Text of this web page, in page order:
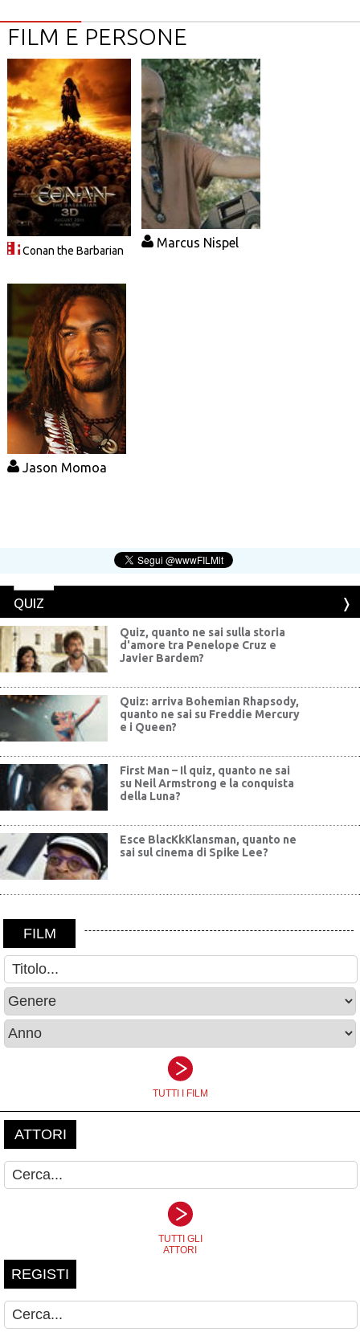
FILM E PERSONE
Conan the Barbarian
Marcus Nispel
Jason Momoa
QUIZ
Quiz, quanto ne sai sulla storia
d'amore tra Penelope Cruz e
Javier Bardem?
Quiz: arriva Bohemian Rhapsody,
quanto ne sai su Freddie Mercury
e i Queen?
First Man – Il quiz, quanto ne sai
su Neil Armstrong e la conquista
della Luna?
Esce BlacKkKlansman, quanto ne
sai sul cinema di Spike Lee?